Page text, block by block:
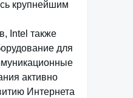
крупнейшим
Intel также
для
активно
Интернета